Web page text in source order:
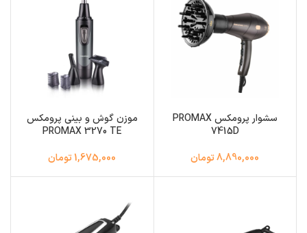
سشوار پرومکس PROMAX
7415D
8,890,000 تومان
موزن گوش و بینی پرومکس
PROMAX 3270 TE
1,675,000 تومان